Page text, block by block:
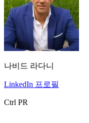
나비드 라다니
LinkedIn 프로필
Ctrl PR